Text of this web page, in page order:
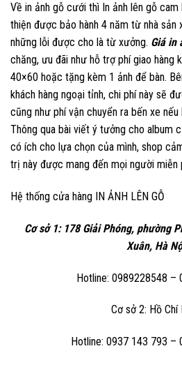
Về in ảnh gỗ cưới thì In ảnh lên gỗ
thiện được bảo hành 4 năm từ nhà sản
những lỗi được cho là từ xưởng. Giá in
chăng, ưu đãi như hỗ trợ phí giao hàng
40×60 hoặc tặng kèm 1 ảnh để bàn.
khách hàng ngoại tỉnh, chi phí này sẽ
cũng như phí vận chuyển ra bến xe nếu
Thông qua bài viết ý tưởng cho album
có ích cho lựa chọn của mình, shop
trị này được mang đến mọi người miễn
Hệ thống cửa hàng IN ẢNH LÊN GỖ
Cơ sở 1: 178 Giải Phóng, phường
Xuân, Hà
Hotline: 0989228548 –
Cơ sở 2: Hồ Chí
Hotline: 0937 143 793 –